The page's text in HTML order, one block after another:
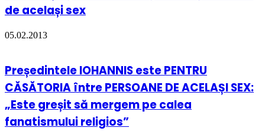
de același sex
05.02.2013
Președintele IOHANNIS este PENTRU
CĂSĂTORIA între PERSOANE DE ACELAȘI SEX:
„Este greșit să mergem pe calea
fanatismului religios”